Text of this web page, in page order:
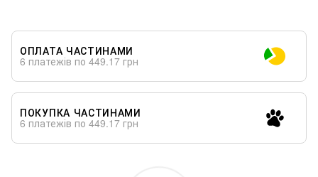
ОПЛАТА ЧАСТИНАМИ
6 платежів по 449.17 грн
ПОКУПКА ЧАСТИНАМИ
6 платежів по 449.17 грн